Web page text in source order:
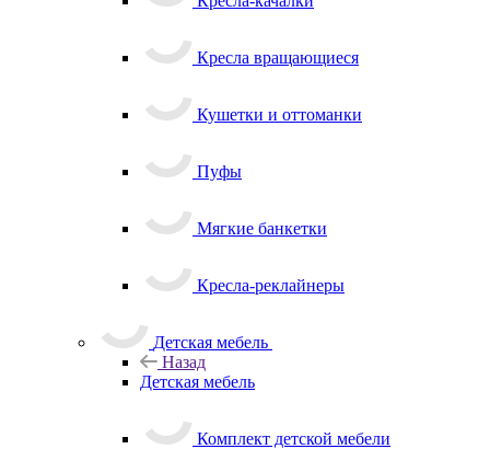
Кресла вращающиеся
Кушетки и оттоманки
Пуфы
Мягкие банкетки
Кресла-реклайнеры
Детская мебель
Назад
Детская мебель
Комплект детской мебели